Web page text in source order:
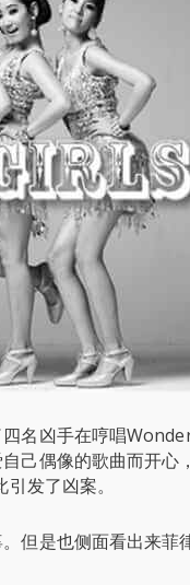
名凶手在哼唱
己偶像的歌曲而开
发了凶案。
但是也侧面看出来